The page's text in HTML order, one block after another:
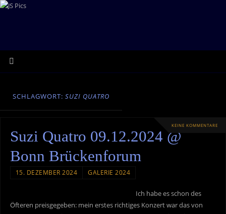
SCHLAGWORT: SUZI QUATRO
KEINE KOMMENTARE
Suzi Quatro 09.12.2024 @
Bonn Brückenforum
15. DEZEMBER 2024 GALERIE 2024
Ich habe es schon des
Öfteren preisgegeben: mein erstes richtiges Konzert war das von